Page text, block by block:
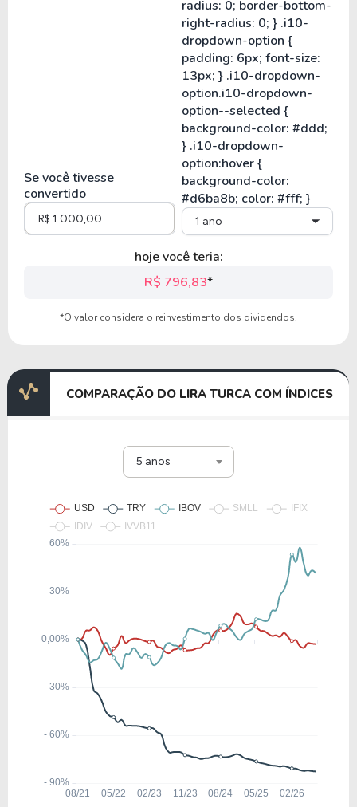
Se você tivesse
convertido
1 ano
hoje você teria:
R$ 796,83*
*O valor considera o reinvestimento dos dividendos.
COMPARAÇÃO DO LIRA TURCA COM ÍNDICES
5 anos